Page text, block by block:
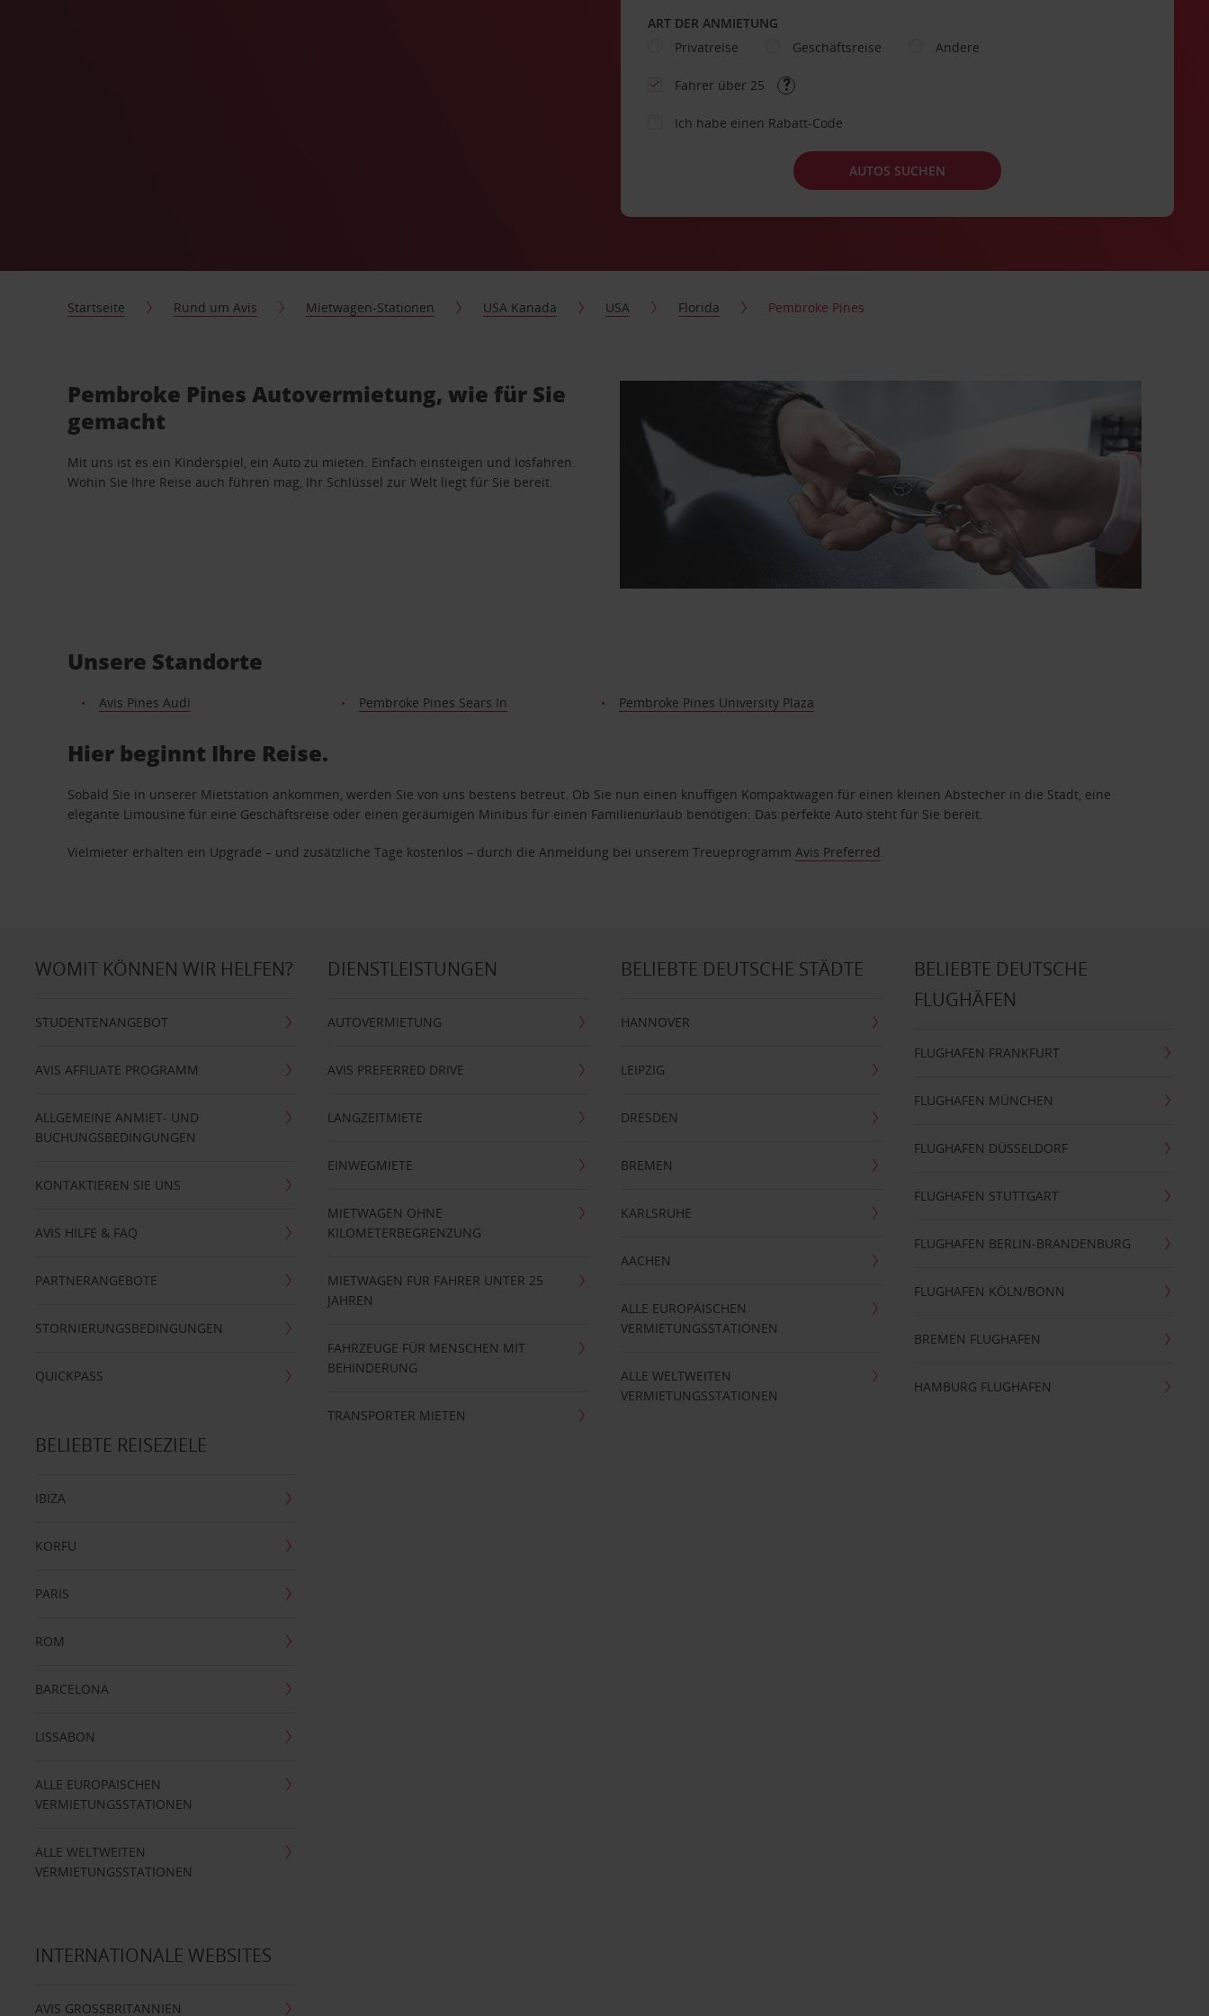
ART DER ANMIETUNG
Privatreise
Geschäftsreise Andere
Fahrer über 25
Ich habe einen Rabatt-Code
AUTOS SUCHEN
Startseite Rund um Avis Mietwagen-Stationen USA Kanada USA Florida Pembroke Pines
Pembroke Pines Autovermietung, wie für Sie
gemacht
Mit uns ist es ein Kinderspiel, ein Auto zu mieten. Einfach einsteigen und losfahren.
Wohin Sie Ihre Reise auch führen mag, Ihr Schlüssel zur Welt liegt für Sie bereit.
Unsere Standorte
Avis Pines Audi Pembroke Pines Sears In Pembroke Pines University Plaza
Hier beginnt Ihre Reise.
Sobald Sie in unserer Mietstation ankommen, werden Sie von uns bestens betreut. Ob Sie nun einen knuffigen Kompaktwagen für einen kleinen Abstecher in die Stadt, eine
elegante Limousine für eine Geschäftsreise oder einen geräumigen Minibus für einen Familienurlaub benötigen: Das perfekte Auto steht für Sie bereit.
Vielmieter erhalten ein Upgrade – und zusätzliche Tage kostenlos – durch die Anmeldung bei unserem TreueprogrammAvis Preferred.
WOMIT KÖNNEN WIR HELFEN?
STUDENTENANGEBOT
AVIS AFFILIATE PROGRAMM
ALLGEMEINE ANMIET- UND
BUCHUNGSBEDINGUNGEN
KONTAKTIEREN SIE UNS
AVIS HILFE & FAQ
PARTNERANGEBOTE
STORNIERUNGSBEDINGUNGEN
QUICKPASS
DIENSTLEISTUNGEN
AUTOVERMIETUNG
AVIS PREFERRED DRIVE
LANGZEITMIETE
EINWEGMIETE
MIETWAGEN OHNE
KILOMETERBEGRENZUNG
MIETWAGEN FÜR FAHRER UNTER 25
JAHREN
FAHRZEUGE FÜR MENSCHEN MIT
BEHINDERUNG
TRANSPORTER MIETEN
BELIEBTE DEUTSCHE STÄDTE
HANNOVER
LEIPZIG
DRESDEN
BREMEN
KARLSRUHE
AACHEN
ALLE EUROPÄISCHEN
VERMIETUNGSSTATIONEN
ALLE WELTWEITEN
VERMIETUNGSSTATIONEN
BELIEBTE DEUTSCHE
FLUGHÄFEN
FLUGHAFEN FRANKFURT
FLUGHAFEN MÜNCHEN
FLUGHAFEN DÜSSELDORF
FLUGHAFEN STUTTGART
FLUGHAFEN BERLIN-BRANDENBURG
FLUGHAFEN KÖLN/BONN
BREMEN FLUGHAFEN
HAMBURG FLUGHAFEN
BELIEBTE REISEZIELE
IBIZA
KORFU
PARIS
ROM
BARCELONA
LISSABON
ALLE EUROPÄISCHEN
VERMIETUNGSSTATIONEN
ALLE WELTWEITEN
VERMIETUNGSSTATIONEN
INTERNATIONALE WEBSITES
AVIS GROSSBRITANNIEN